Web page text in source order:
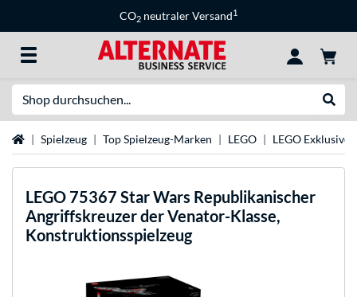
CO2 neutraler Versand1
StartseiteSpielzeug Top Spielzeug-Marken LEGO LEGO Exklusive
LEGO 75367 Star Wars Republikanischer
Angriffskreuzer der Venator-Klasse,
Konstruktionsspielzeug